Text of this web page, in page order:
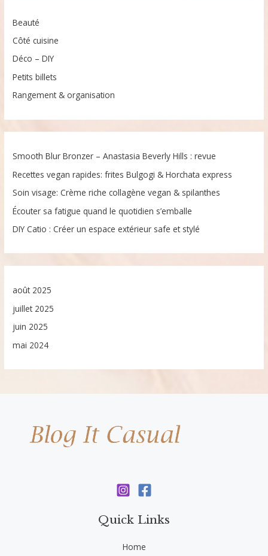
Beauté
Côté cuisine
Déco – DIY
Petits billets
Rangement & organisation
Smooth Blur Bronzer – Anastasia Beverly Hills : revue
Recettes vegan rapides: frites Bulgogi & Horchata express
Soin visage: Crème riche collagène vegan & spilanthes
Écouter sa fatigue quand le quotidien s’emballe
DIY Catio : Créer un espace extérieur safe et stylé
août 2025
juillet 2025
juin 2025
mai 2024
Quick Links
Home